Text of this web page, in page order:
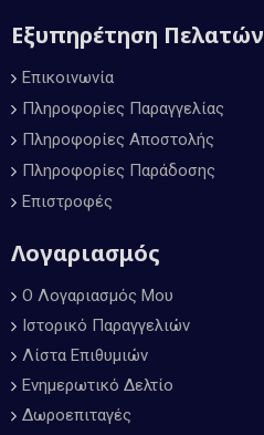
Εξυπηρέτηση Πελατών
Επικοινωνία
Πληροφορίες Παραγγελίας
Πληροφορίες Αποστολής
Πληροφορίες Παράδοσης
Επιστροφές
Λογαριασμός
Ο Λογαριασμός Μου
Ιστορικό Παραγγελιών
Λίστα Επιθυμιών
Ενημερωτικό Δελτίο
Δωροεπιταγές